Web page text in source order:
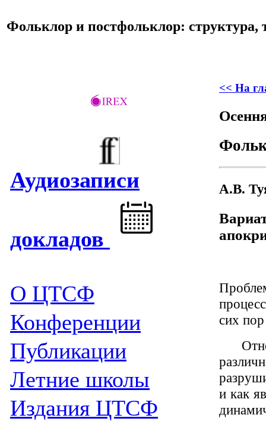
Фольклор и постфольклор: структура,
Аудиозаписи
докладов
О ЦТСФ
Конференции
Публикации
Летние школы
Издания ЦТСФ
<< На
А.В.
сих
и как